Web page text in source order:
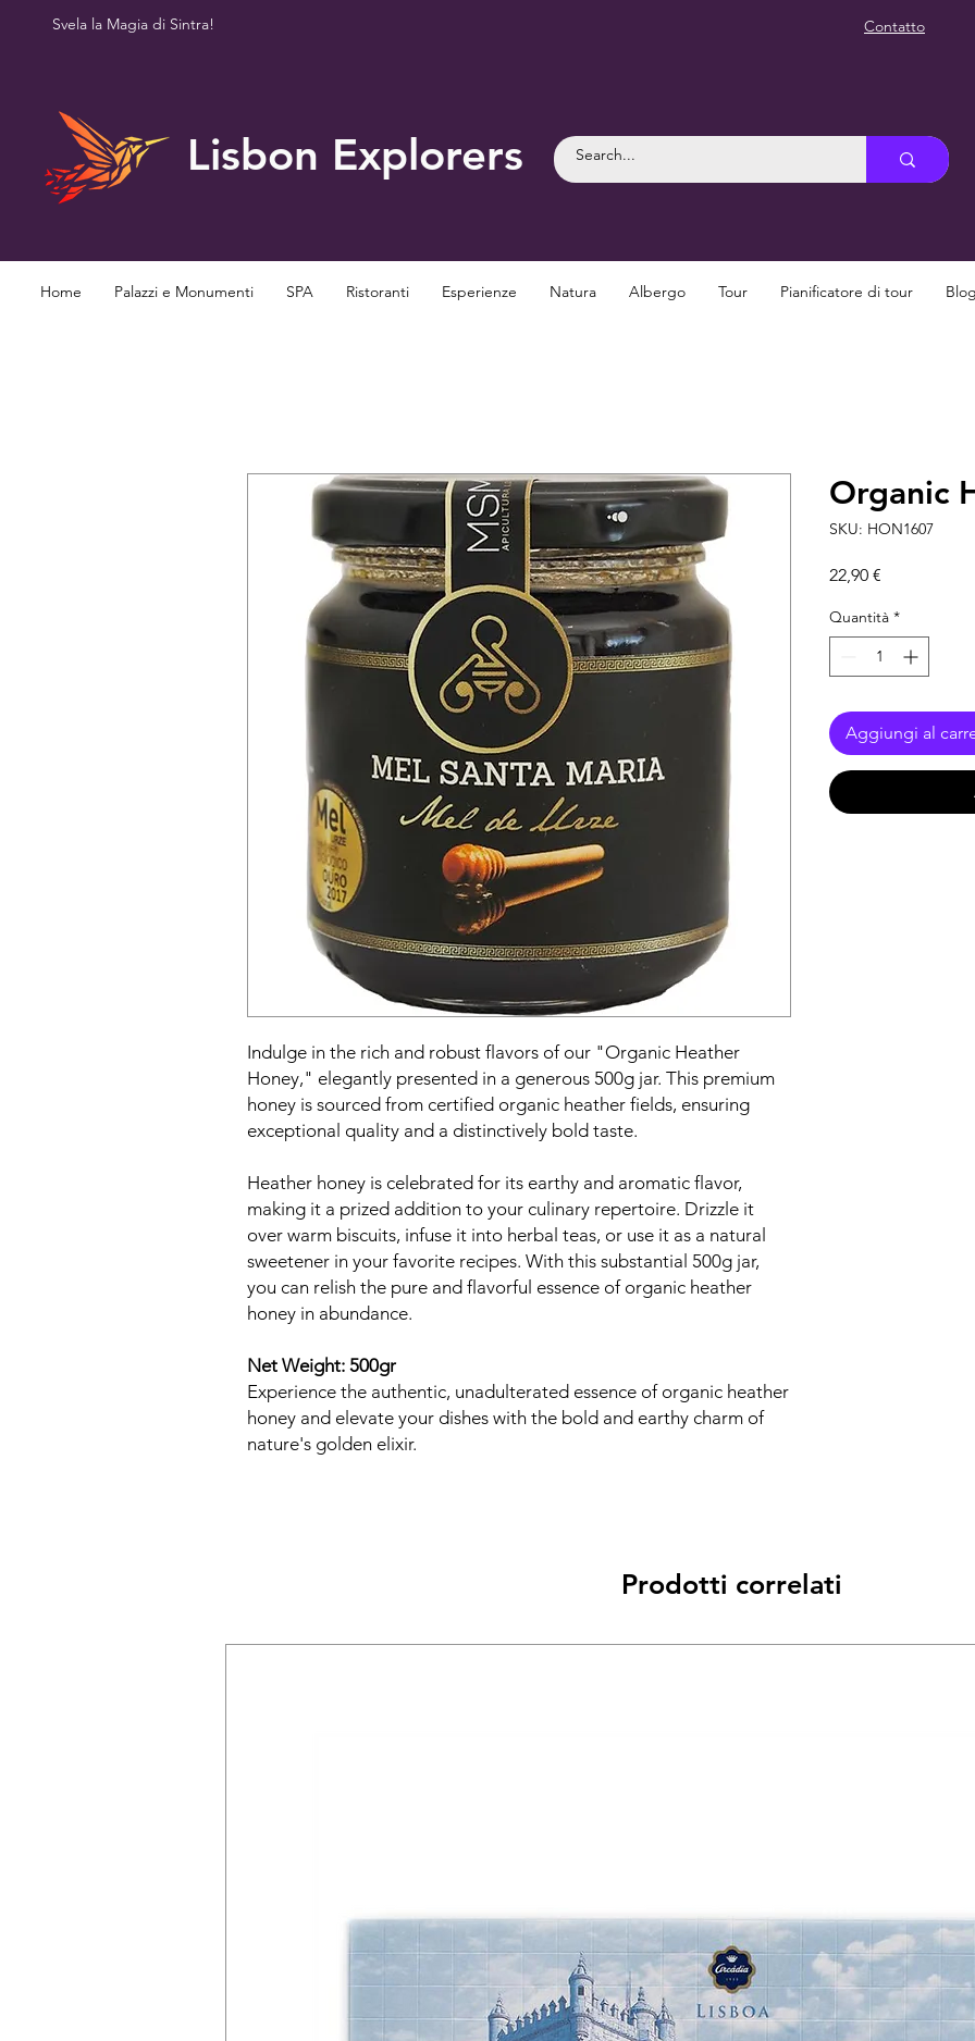
Svela la Magia di Sintra! Contatto
Lisbon Explorers
Home Palazzi e Monumenti SPA Ristoranti Esperienze Natura Albergo Tour Pianificatore di tour Blog
Indulge in the rich and robust flavors of our "Organic Heather
Honey," elegantly presented in a generous 500g jar. This premium
honey is sourced from certified organic heather fields, ensuring
exceptional quality and a distinctively bold taste.
Heather honey is celebrated for its earthy and aromatic flavor,
making it a prized addition to your culinary repertoire. Drizzle it
over warm biscuits, infuse it into herbal teas, or use it as a natural
sweetener in your favorite recipes. With this substantial 500g jar,
you can relish the pure and flavorful essence of organic heather
honey in abundance.
Net Weight: 500gr
Experience the authentic, unadulterated essence of organic heather
honey and elevate your dishes with the bold and earthy charm of
nature's golden elixir.
Organic
SKU: HON1607
22,90 €
Quantità *
Aggiungi al
Prodotti correlati